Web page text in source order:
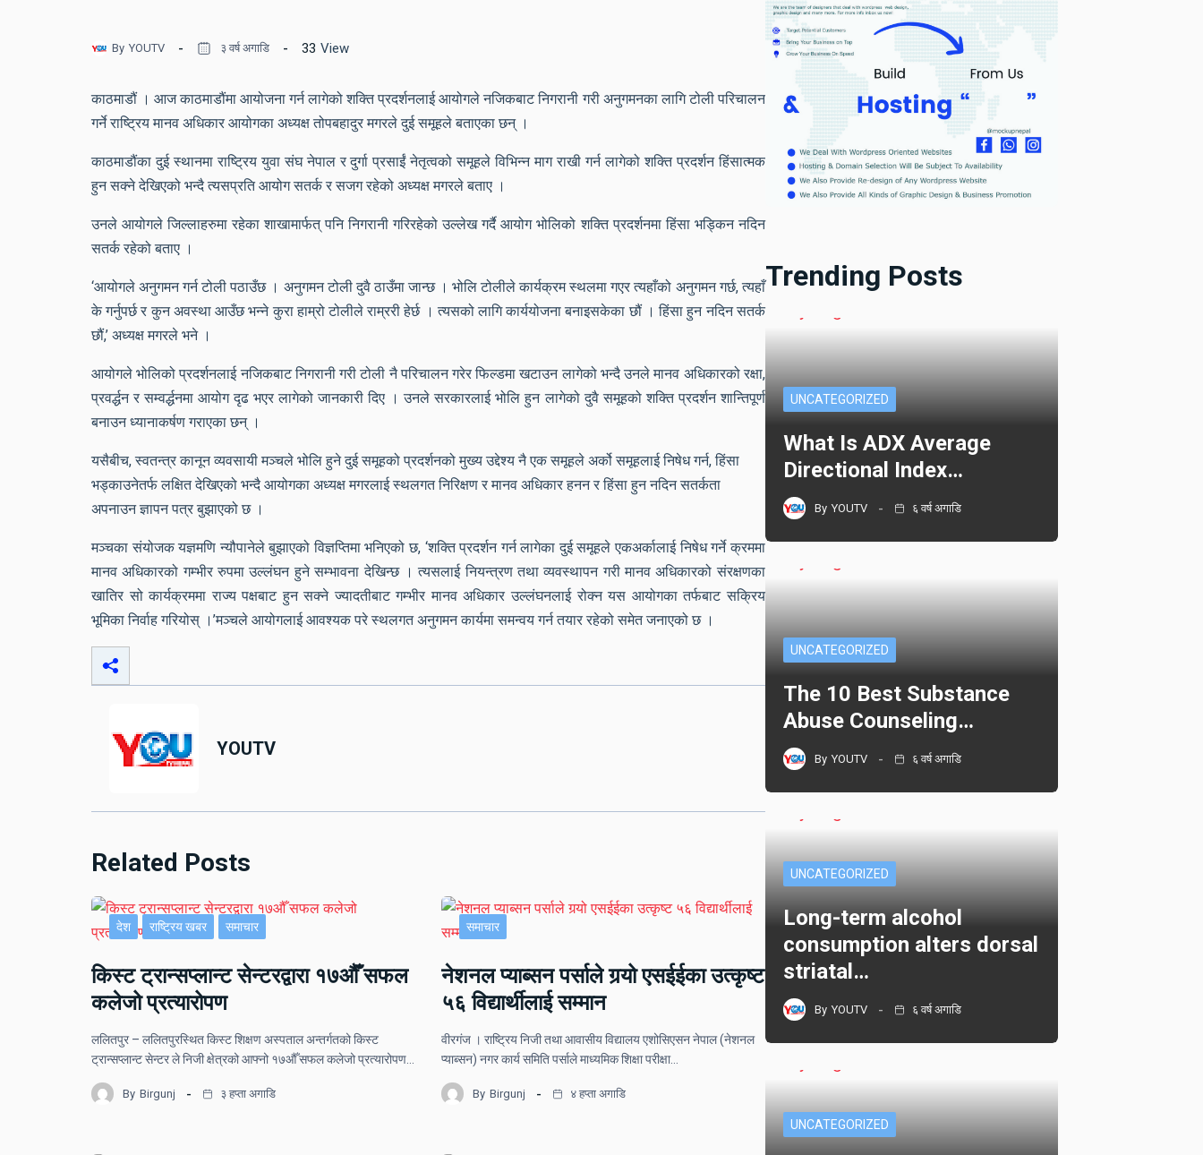
By YOUTV ३ वर्ष अगाडि 33 View
काठमाडौं । आज काठमाडौंमा आयोजना गर्न लागेको शक्ति प्रदर्शनलाई आयोगले नजिकबाट निगरानी गरी अनुगमनका लागि टोली परिचालन
गर्ने राष्ट्रिय मानव अधिकार आयोगका अध्यक्ष तोपबहादुर मगरले दुई समूहले बताएका छन् ।
काठमाडौंका दुई स्थानमा राष्ट्रिय युवा संघ नेपाल र दुर्गा प्रसाईं नेतृत्वको समूहले विभिन्न माग राखी गर्न लागेको शक्ति प्रदर्शन हिंसात्मक
हुन सक्ने देखिएको भन्दै त्यसप्रति आयोग सतर्क र सजग रहेको अध्यक्ष मगरले बताए ।
उनले आयोगले जिल्लाहरुमा रहेका शाखामार्फत् पनि निगरानी गरिरहेको उल्लेख गर्दै आयोग भोलिको शक्ति प्रदर्शनमा हिंसा भड्किन नदिन
सतर्क रहेको बताए ।
‘आयोगले अनुगमन गर्न टोली पठाउँछ । अनुगमन टोली दुवै ठाउँमा जान्छ । भोलि टोलीले कार्यक्रम स्थलमा गएर त्यहाँको अनुगमन गर्छ, त्यहाँ
के गर्नुपर्छ र कुन अवस्था आउँछ भन्ने कुरा हाम्रो टोलीले राम्ररी हेर्छ । त्यसको लागि कार्ययोजना बनाइसकेका छौं । हिंसा हुन नदिन सतर्क
छौं,’ अध्यक्ष मगरले भने ।
आयोगले भोलिको प्रदर्शनलाई नजिकबाट निगरानी गरी टोली नै परिचालन गरेर फिल्डमा खटाउन लागेको भन्दै उनले मानव अधिकारको रक्षा,
प्रवर्द्धन र सम्वर्द्धनमा आयोग दृढ भएर लागेको जानकारी दिए । उनले सरकारलाई भोलि हुन लागेको दुवै समूहको शक्ति प्रदर्शन शान्तिपूर्ण
बनाउन ध्यानाकर्षण गराएका छन् ।
यसैबीच, स्वतन्त्र कानून व्यवसायी मञ्चले भोलि हुने दुई समूहको प्रदर्शनको मुख्य उद्देश्य नै एक समूहले अर्को समूहलाई निषेध गर्न, हिंसा
भड्काउनेतर्फ लक्षित देखिएको भन्दै आयोगका अध्यक्ष मगरलाई स्थलगत निरिक्षण र मानव अधिकार हनन र हिंसा हुन नदिन सतर्कता
अपनाउन ज्ञापन पत्र बुझाएको छ ।
मञ्चका संयोजक यज्ञमणि न्यौपानेले बुझाएको विज्ञप्तिमा भनिएको छ, ‘शक्ति प्रदर्शन गर्न लागेका दुई समूहले एकअर्कालाई निषेध गर्ने क्रममा
मानव अधिकारको गम्भीर रुपमा उल्लंघन हुने सम्भावना देखिन्छ । त्यसलाई नियन्त्रण तथा व्यवस्थापन गरी मानव अधिकारको संरक्षणका
खातिर सो कार्यक्रममा राज्य पक्षबाट हुन सक्ने ज्यादतीबाट गम्भीर मानव अधिकार उल्लंघनलाई रोक्न यस आयोगका तर्फबाट सक्रिय
भूमिका निर्वाह गरियोस् ।’मञ्चले आयोगलाई आवश्यक परे स्थलगत अनुगमन कार्यमा समन्वय गर्न तयार रहेको समेत जनाएको छ ।
YOUTV
Related Posts
देश राष्ट्रिय खबर समाचार
किस्ट ट्रान्सप्लान्ट सेन्टरद्वारा १७औँ सफल
कलेजो प्रत्यारोपण
ललितपुर – ललितपुरस्थित किस्ट शिक्षण अस्पताल अन्तर्गतको किस्ट
ट्रान्सप्लान्ट सेन्टर ले निजी क्षेत्रको आफ्नो १७औँ सफल कलेजो प्रत्यारोपण…
By Birgunj ३ हप्ता अगाडि
समाचार
नेशनल प्याब्सन पर्साले गर्‍यो एसईईका उत्कृष्ट
५६ विद्यार्थीलाई सम्मान
वीरगंज । राष्ट्रिय निजी तथा आवासीय विद्यालय एशोसिएसन नेपाल (नेशनल
प्याब्सन) नगर कार्य समिति पर्साले माध्यमिक शिक्षा परीक्षा…
By Birgunj ४ हप्ता अगाडि
Trending Posts
UNCATEGORIZED
What Is ADX Average
Directional Index…
By YOUTV ६ वर्ष अगाडि
UNCATEGORIZED
The 10 Best Substance
Abuse Counseling…
By YOUTV ६ वर्ष अगाडि
UNCATEGORIZED
Long-term alcohol
consumption alters dorsal
striatal…
By YOUTV ६ वर्ष अगाडि
UNCATEGORIZED